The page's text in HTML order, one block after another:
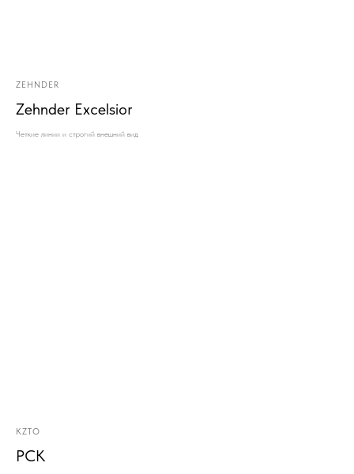
ZEHNDER
Zehnder Excelsior
Четкие линии и строгий внешний вид
KZTO
РСК